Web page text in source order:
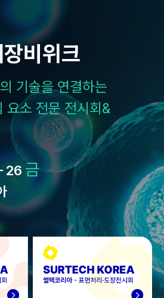
비위크
기술을 연결하는
요소 전문 전시회&
26 금